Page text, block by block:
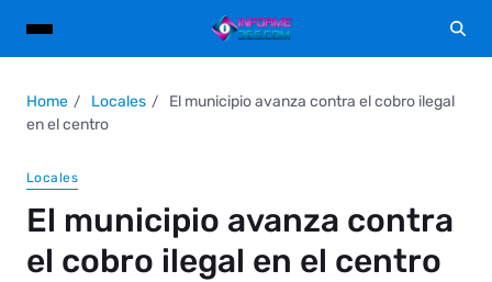
Home Locales
El municipio avanza contra el cobro ilegal
en el centro
Locales
El municipio avanza contra
el cobro ilegal en el centro